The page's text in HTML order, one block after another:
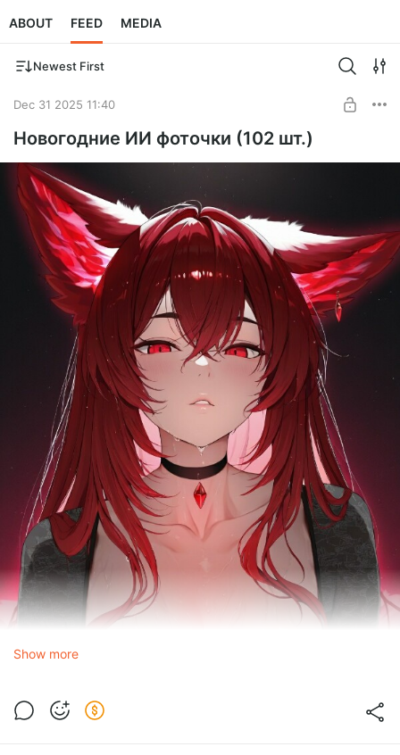
ABOUT FEED MEDIA
Newest First
Dec 31 2025 11:40
Новогодние ИИ фоточки (102 шт.)
Show more